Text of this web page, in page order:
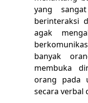
yang
berinteraksi
agak
banyak
membuka
orang pada
secara verbal